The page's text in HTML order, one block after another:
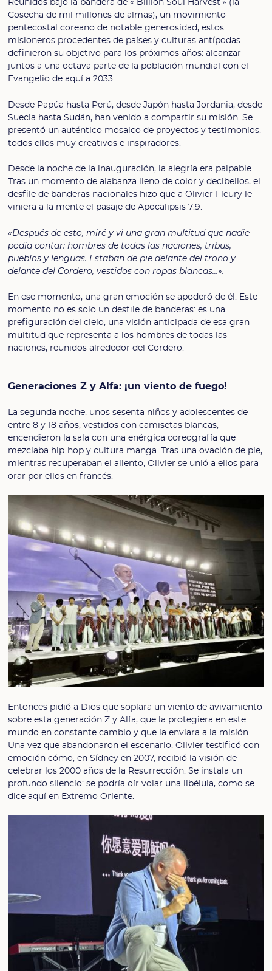
Reunidos bajo la bandera de « Billion Soul Harvest » (la
Cosecha de mil millones de almas), un movimiento
pentecostal coreano de notable generosidad, estos
misioneros procedentes de países y culturas antípodas
definieron su objetivo para los próximos años: alcanzar
juntos a una octava parte de la población mundial con el
Evangelio de aquí a 2033.
Desde Papúa hasta Perú, desde Japón hasta Jordania, desde
Suecia hasta Sudán, han venido a compartir su misión. Se
presentó un auténtico mosaico de proyectos y testimonios,
todos ellos muy creativos e inspiradores.
Desde la noche de la inauguración, la alegría era palpable.
Tras un momento de alabanza lleno de color y decibelios, el
desfile de banderas nacionales hizo que a Olivier Fleury le
viniera a la mente el pasaje de Apocalipsis 7:9:
«Después de esto, miré y vi una gran multitud que nadie
podía contar: hombres de todas las naciones, tribus,
pueblos y lenguas. Estaban de pie delante del trono y
delante del Cordero, vestidos con ropas blancas...».
En ese momento, una gran emoción se apoderó de él. Este
momento no es solo un desfile de banderas: es una
prefiguración del cielo, una visión anticipada de esa gran
multitud que representa a los hombres de todas las
naciones, reunidos alrededor del Cordero.
Generaciones Z y Alfa: ¡un viento de fuego!
La segunda noche, unos sesenta niños y adolescentes de
entre 8 y 18 años, vestidos con camisetas blancas,
encendieron la sala con una enérgica coreografía que
mezclaba hip-hop y cultura manga. Tras una ovación de pie,
mientras recuperaban el aliento, Olivier se unió a ellos para
orar por ellos en francés.
Entonces pidió a Dios que soplara un viento de avivamiento
sobre esta generación Z y Alfa, que la protegiera en este
mundo en constante cambio y que la enviara a la misión.
Una vez que abandonaron el escenario, Olivier testificó con
emoción cómo, en Sídney en 2007, recibió la visión de
celebrar los 2000 años de la Resurrección. Se instala un
profundo silencio: se podría oír volar una libélula, como se
dice aquí en Extremo Oriente.